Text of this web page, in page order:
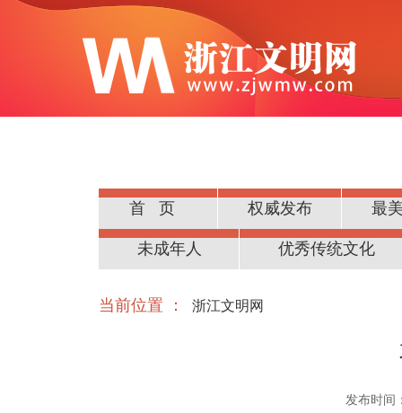
首页 权威发布 最
公民道德
未成年人 优秀传统文化
当前位置 ： 浙江文明网
发布时间